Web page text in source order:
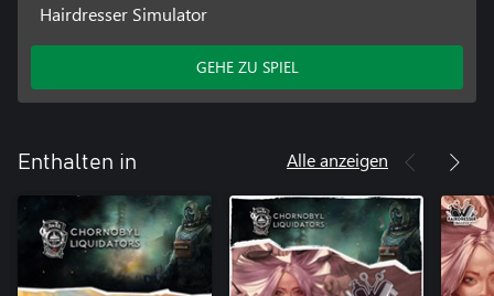
Hairdresser Simulator
GEHE ZU SPIEL
Enthalten in Alle anzeigen